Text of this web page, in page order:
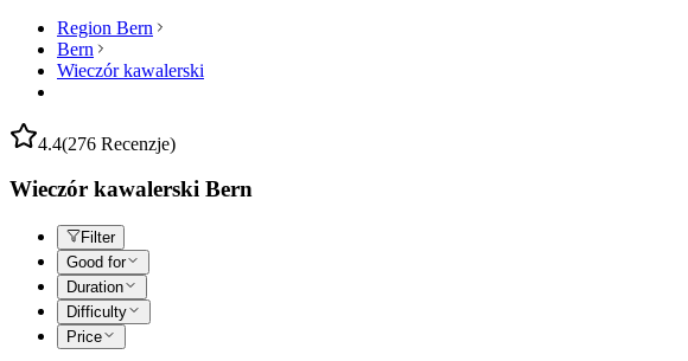
Region Bern
Bern
Wieczór kawalerski
4.4(276 Recenzje)
Wieczór kawalerski Bern
Filter
Good for
Duration
Difficulty
Price